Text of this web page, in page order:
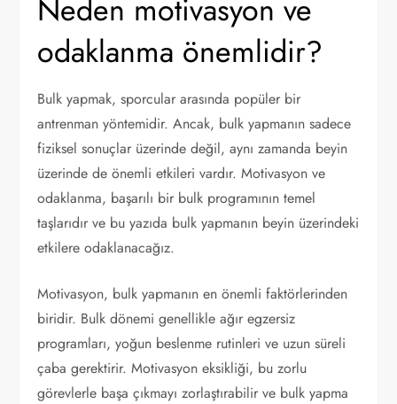
Neden motivasyon ve
odaklanma önemlidir?
Bulk yapmak, sporcular arasında popüler bir
antrenman yöntemidir. Ancak, bulk yapmanın sadece
fiziksel sonuçlar üzerinde değil, aynı zamanda beyin
üzerinde de önemli etkileri vardır. Motivasyon ve
odaklanma, başarılı bir bulk programının temel
taşlarıdır ve bu yazıda bulk yapmanın beyin üzerindeki
etkilere odaklanacağız.
Motivasyon, bulk yapmanın en önemli faktörlerinden
biridir. Bulk dönemi genellikle ağır egzersiz
programları, yoğun beslenme rutinleri ve uzun süreli
çaba gerektirir. Motivasyon eksikliği, bu zorlu
görevlerle başa çıkmayı zorlaştırabilir ve bulk yapma